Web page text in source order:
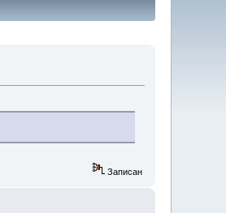
Записан